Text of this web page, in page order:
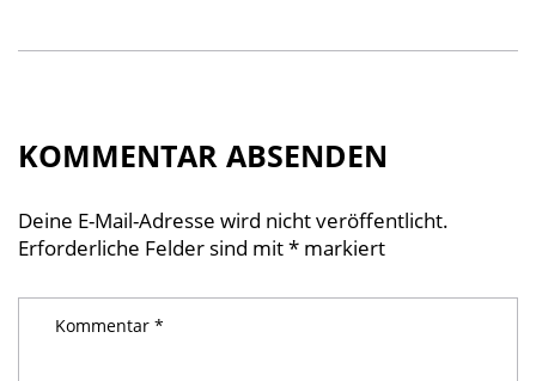
KOMMENTAR ABSENDEN
Deine E-Mail-Adresse wird nicht veröffentlicht.
Erforderliche Felder sind mit* markiert